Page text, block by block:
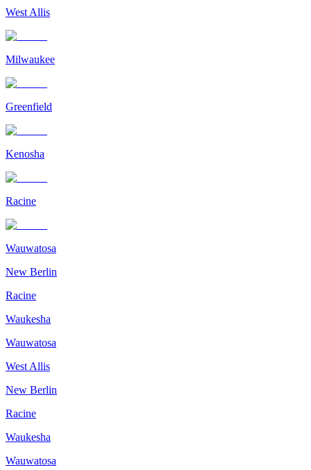
West Allis
Milwaukee
Greenfield
Kenosha
Racine
Wauwatosa
New Berlin
Racine
Waukesha
Wauwatosa
West Allis
New Berlin
Racine
Waukesha
Wauwatosa